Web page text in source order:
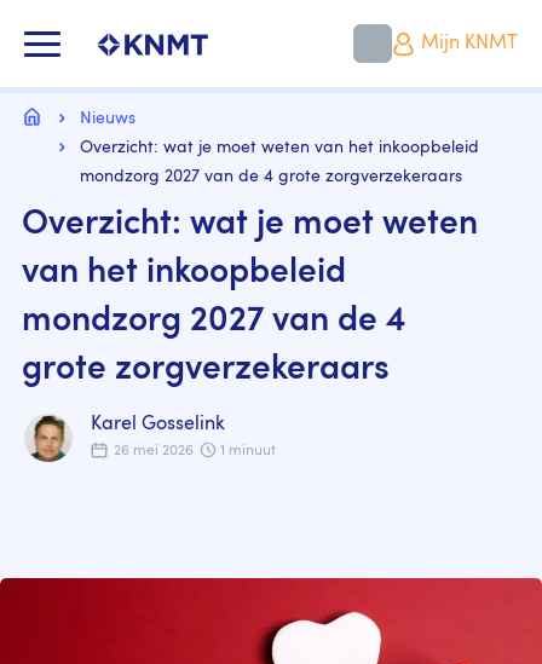
naar
gaan
Mijn KNMT
Kruimelpad
HomeNieuws
Overzicht: wat je moet weten van het inkoopbeleid
mondzorg 2027 van de 4 grote zorgverzekeraars
Overzicht: wat je moet weten
van het inkoopbeleid
mondzorg 2027 van de 4
grote zorgverzekeraars
Karel Gosselink
26 mei 2026 1 minuut
Image